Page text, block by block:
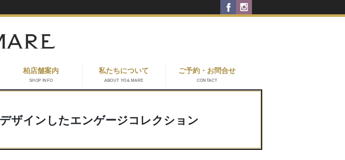
柏店舗案内
SHOP INFO
私たちについて
ABOUT YO＆MARE
ご予約・お問合せ
CONTACT
ザインしたエンゲージコレクション